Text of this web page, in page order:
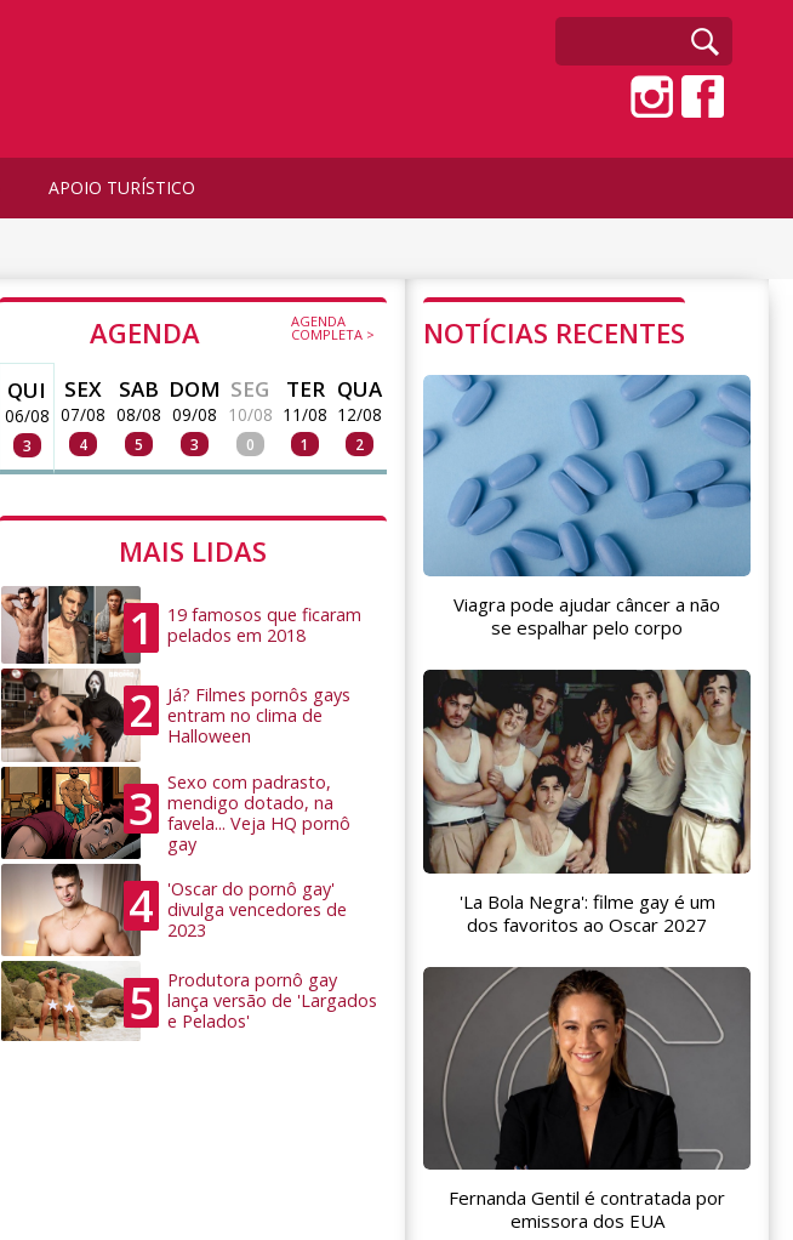
APOIO TURÍSTICO
AGENDA AGENDA
COMPLETA >
QUI
06/08
3
SEX
07/08
4
SAB
08/08
5
DOM
09/08
3
SEG
10/08
0
TER
11/08
1
QUA
12/08
2
MAIS LIDAS
1
19 famosos que ficaram
pelados em 2018
2
Já? Filmes pornôs gays
entram no clima de
Halloween
3
Sexo com padrasto,
mendigo dotado, na
favela... Veja HQ pornô
gay
4
'Oscar do pornô gay'
divulga vencedores de
2023
5
Produtora pornô gay
lança versão de 'Largados
e Pelados'
NOTÍCIAS RECENTES
Viagra pode ajudar câncer a não
se espalhar pelo corpo
'La Bola Negra': filme gay é um
dos favoritos ao Oscar 2027
Fernanda Gentil é contratada por
emissora dos EUA